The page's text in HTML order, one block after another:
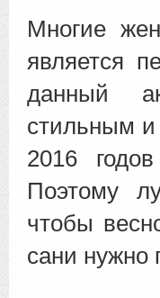
Многие
является
данный
стильным
2016
Поэтому
чтобы
сани нужно